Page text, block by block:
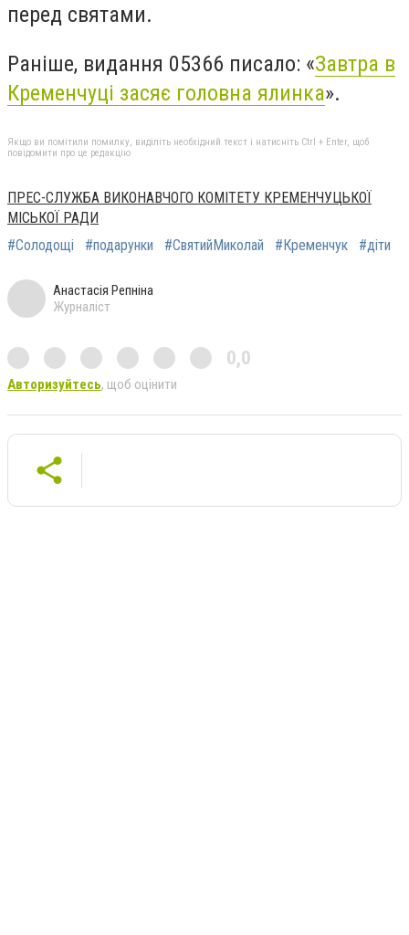
перед святами.
Раніше, видання 05366 писало: «Завтра в
Кременчуці засяє головна ялинка».
Якщо ви помітили помилку, виділіть необхідний текст і натисніть Ctrl + Enter, щоб
повідомити про це редакцію
ПРЕС-СЛУЖБА ВИКОНАВЧОГО КОМІТЕТУ КРЕМЕНЧУЦЬКОЇ
МІСЬКОЇ РАДИ
#Солодощі
#подарунки #СвятийМиколай #Кременчук #діти
Анастасія Репніна
Журналіст
0,0
Авторизуйтесь, щоб оцінити